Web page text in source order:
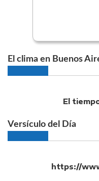
El clima en Buenos
El
Versículo del Día
https://